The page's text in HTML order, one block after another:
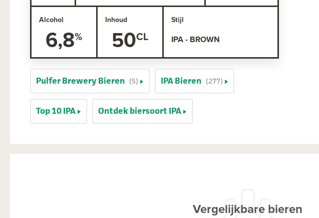
Alcohol
6,8
Inhoud
50
Stijl
IPA - BROWN
Pulfer Brewery Bieren (5) IPA Bieren (277)
Top 10 IPA Ontdek biersoort IPA
Vergelijkbare bieren